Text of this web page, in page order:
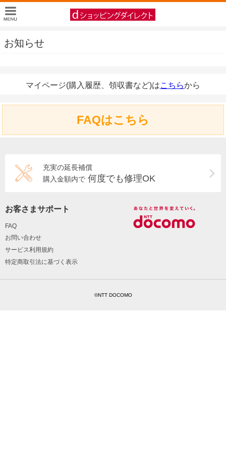
お知らせ
マイページ(購入履歴、領収書など)はこちらから
FAQはこちら
充実の延長補償
購入金額内で 何度でも修理OK
お客さまサポート
FAQ
お問い合わせ
サービス利用規約
特定商取引法に基づく表示
©NTT DOCOMO